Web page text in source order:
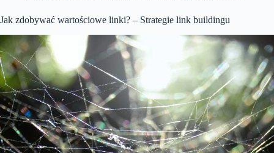
Jak zdobywać wartościowe linki? – Strategie link buildingu